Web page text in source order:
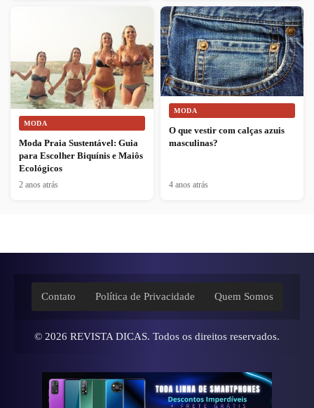
MODA
Moda Praia Sustentável: Guia
para Escolher Biquínis e Maiôs
Ecológicos
2 anos atrás
MODA
O que vestir com calças azuis
masculinas?
4 anos atrás
Contato Política de Privacidade Quem Somos
© 2026 REVISTA DICAS. Todos os direitos reservados.